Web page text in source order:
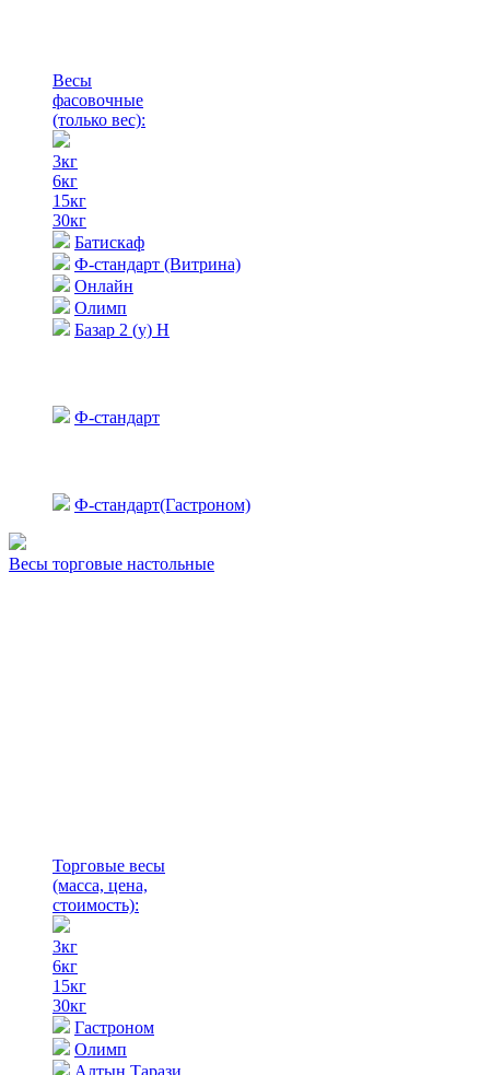
Весы
фасовочные
(только вес):
3кг
6кг
15кг
30кг
Батискаф
Ф-стандарт (Витрина)
Онлайн
Олимп
Базар 2 (у) Н
Ф-стандарт
Ф-стандарт(Гастроном)
Весы торговые настольные
Торговые весы
(масса, цена,
стоимость):
3кг
6кг
15кг
30кг
Гастроном
Олимп
Алтын Тарази